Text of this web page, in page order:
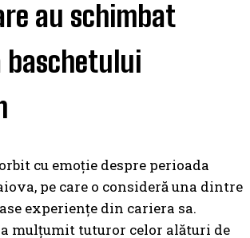
au schimbat
baschetului
cu emoție despre perioada
pe care o consideră una dintre
experiențe din cariera sa.
mulțumit tuturor celor alături de